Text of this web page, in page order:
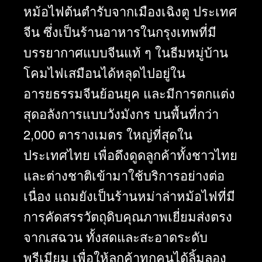
หม้อไฟต้นตำรับจากเมืองเฉิงตู ประเทศ
จีน ซึ่งเป็นร้านอาหารในกรุงเทพที่มี
บรรยากาศแบบจีนแท้ ๆ ในธีมหมู่บ้าน
โคมไฟเสมือนได้หลุดไปอยู่ใน
อารยธรรมจีนย้อนยุค และมีการตกแต่ง
สุดอลังการแบบวังมังกร บนพื้นที่กว่า
2,000 ตารางเมตร ใหญ่ที่สุดใน
ประเทศไทย เพื่อดึงดูดลูกค้าทั้งชาวไทย
และต่างชาติเข้ามาใช้บริการอย่างต่อ
เนื่อง แถมยังเป็นร้านหม่าล่าหม้อไฟที่มี
การคัดสรรวัตถุดิบคุณภาพเยี่ยมส่งตรง
จากเสฉวน ทั้งสดและสะอาดระดับ
พรีเมียม เพื่อให้ลูกค้าทุกคนได้ลิ้มลอง